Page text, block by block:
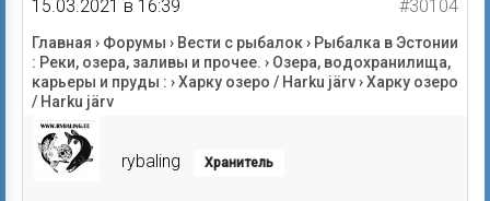
15.03.2021 в 16:39 #30104
Главная › Форумы › Вести с рыбалок› Рыбалка в Эстонии
: Реки, озера, заливы и прочее. › Озера, водохранилища,
карьеры и пруды : ›Харку озеро / Harku järv›Харку озеро
/ Harku järv
rybaling Хранитель